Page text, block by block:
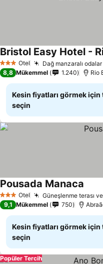
3 YıldızOtel Dağ manzaralı odalar
Bristol Easy Hotel -
8,8 Mükemmel 1.240 Rio
Kesin fiyatları görmek
seçin
3 YıldızOtel Güneşlenme terası
Pousada Manaca
9,1 Mükemmel 750
Kesin fiyatları görmek
seçin
Popüler Tercih